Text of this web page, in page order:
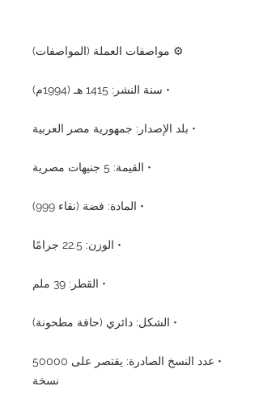
⚙️ مواصفات العملة (المواصفات)
• سنة النشر: 1415 هـ (1994م)
• بلد الإصدار: جمهورية مصر العربية
• القيمة: 5 جنيهات مصرية
• المادة: فضة (نقاء 999)
• الوزن: 22.5 جرامًا
• القطر: 39 ملم
• الشكل: دائري (حافة مطحونة)
• عدد النسخ الصادرة: يقتصر على 50000
نسخة